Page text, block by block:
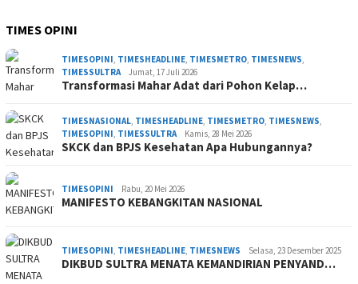
TIMES OPINI
TIMESOPINI, TIMESHEADLINE, TIMESMETRO, TIMESNEWS,
TIMESSULTRA
Jumat, 17 Juli 2026
Transformasi Mahar Adat dari Pohon Kelap…
TIMESNASIONAL, TIMESHEADLINE, TIMESMETRO, TIMESNEWS,
TIMESOPINI, TIMESSULTRA Kamis, 28 Mei 2026
SKCK dan BPJS Kesehatan Apa Hubungannya?
TIMESOPINI Rabu, 20 Mei 2026
MANIFESTO KEBANGKITAN NASIONAL
TIMESOPINI, TIMESHEADLINE, TIMESNEWS Selasa, 23 Desember 2025
DIKBUD SULTRA MENATA KEMANDIRIAN PENYAND…